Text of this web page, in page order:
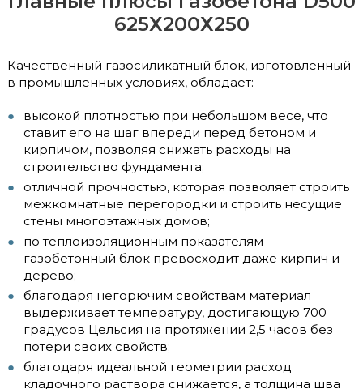
625Х200Х250
Качественный газосиликатный блок, изготовленный
в промышленных условиях, обладает:
высокой плотностью при небольшом весе, что
ставит его на шаг впереди перед бетоном и
кирпичом, позволяя снижать расходы на
строительство фундамента;
отличной прочностью, которая позволяет строить
межкомнатные перегородки и строить несущие
стены многоэтажных домов;
по теплоизоляционным показателям
газобетонный блок превосходит даже кирпич и
дерево;
благодаря негорючим свойствам материал
выдерживает температуру, достигающую 700
градусов Цельсия на протяжении 2,5 часов без
потери своих свойств;
благодаря идеальной геометрии расход
кладочного раствора снижается, а толщина шва